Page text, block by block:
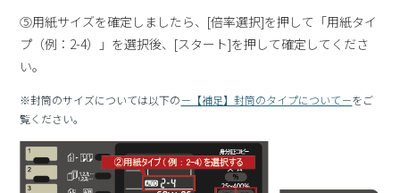
⑤用紙サイズを確定しましたら、[倍率選択]を押して「用紙タイ
プ（例：2-4）」を選択後、[スタート]を押して確定してくださ
い。
※封筒のサイズについては以下の－【補足】封筒のタイプについて－をご
覧ください。